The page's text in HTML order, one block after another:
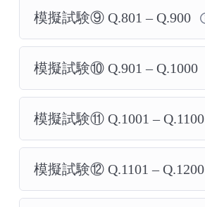
模擬試験⑨ Q.801 – Q.900
模擬試験⑩ Q.901 – Q.1000
模擬試験⑪ Q.1001 – Q.1100
模擬試験⑫ Q.1101 – Q.1200